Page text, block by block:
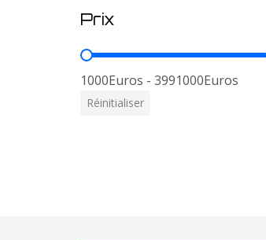
Prix
Prix
1000Euros - 3991000Euros
Réinitialiser